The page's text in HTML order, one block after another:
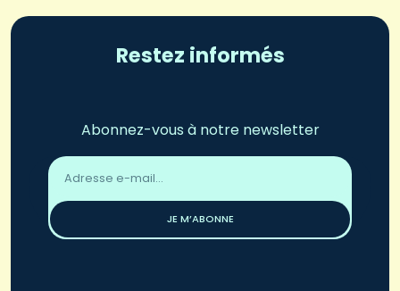
Restez informés
Abonnez-vous à notre newsletter
Adresse
email
JE M’ABONNE